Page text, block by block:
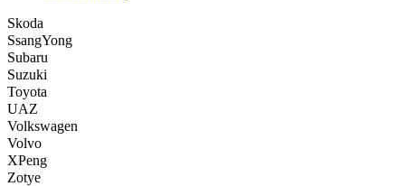
Skoda
SsangYong
Subaru
Suzuki
Toyota
UAZ
Volkswagen
Volvo
XPeng
Zotye